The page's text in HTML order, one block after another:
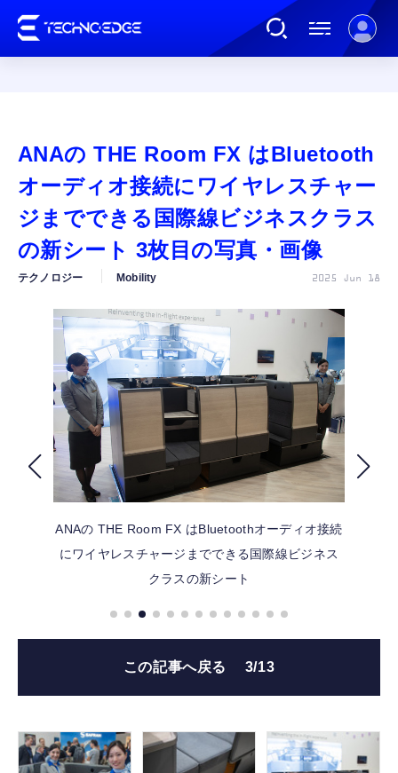
AI
ガジェット
カルチャー
公式ストア
FOLLOW US
ANAの THE Room FX はBluetooth
オーディオ接続にワイヤレスチャー
ジまでできる国際線ビジネスクラス
の新シート 3枚目の写真・画像
テクノロジー Mobility 2025 Jun 18
ANAの THE Room FX はBluetoothオーディオ接続
にワイヤレスチャージまでできる国際線ビジネス
クラスの新シート
この記事へ戻る 3/13